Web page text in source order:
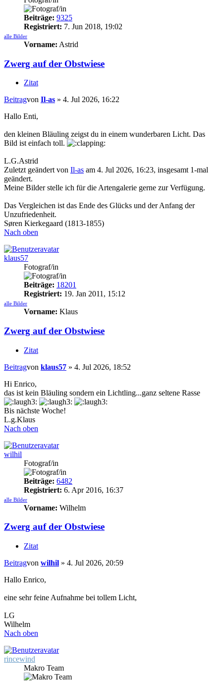
Beiträge: 9325
Registriert: 7. Jun 2018, 19:02
alle Bilder
Vorname: Astrid
Zwerg auf der Obstwiese
Zitat
Beitragvon Il-as » 4. Jul 2026, 16:22
Hallo Enti,
den kleinen Bläuling zeigst du in einem wunderbaren Licht. Das
Bild ist einfach toll.
L.G.Astrid
Zuletzt geändert von Il-as am 4. Jul 2026, 16:23, insgesamt 1-mal
geändert.
Meine Bilder stelle ich für die Artengalerie gerne zur Verfügung.
Das Vergleichen ist das Ende des Glücks und der Anfang der
Unzufriedenheit.
Søren Kierkegaard (1813-1855)
Nach oben
klaus57
Fotograf/in
Beiträge: 18201
Registriert: 19. Jan 2011, 15:12
alle Bilder
Vorname: Klaus
Zwerg auf der Obstwiese
Zitat
Beitragvon klaus57 » 4. Jul 2026, 18:52
Hi Enrico,
das ist kein Bläuling sondern ein Lichtling...ganz seltene Rasse
Bis nächste Woche!
L.g.Klaus
Nach oben
wilhil
Fotograf/in
Beiträge: 6482
Registriert: 6. Apr 2016, 16:37
alle Bilder
Vorname: Wilhelm
Zwerg auf der Obstwiese
Zitat
Beitragvon wilhil » 4. Jul 2026, 20:59
Hallo Enrico,
eine sehr feine Aufnahme bei tollem Licht,
LG
Wilhelm
Nach oben
rincewind
Makro Team